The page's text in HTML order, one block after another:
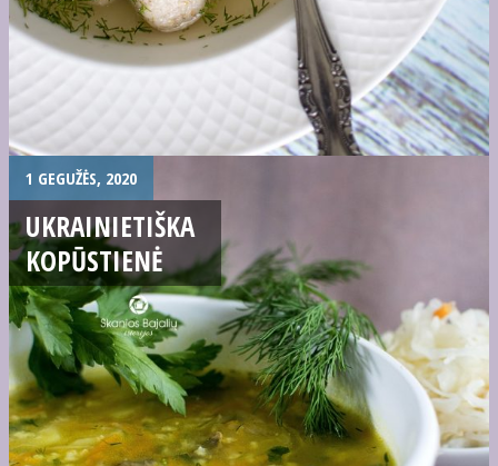
1 GEGUŽĖS, 2020
UKRAINIETIŠKA
KOPŪSTIENĖ